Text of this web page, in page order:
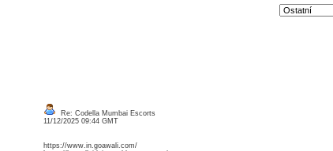
Re: Codella Mumbai Escorts
11/12/2025 09:44 GMT
https://www.in.goawali.com/